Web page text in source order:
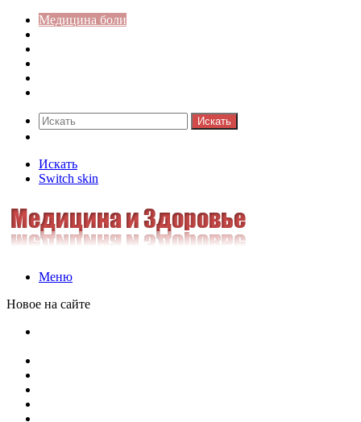
Медицина боли
Искать
Искать
Switch skin
Меню
Новое на сайте